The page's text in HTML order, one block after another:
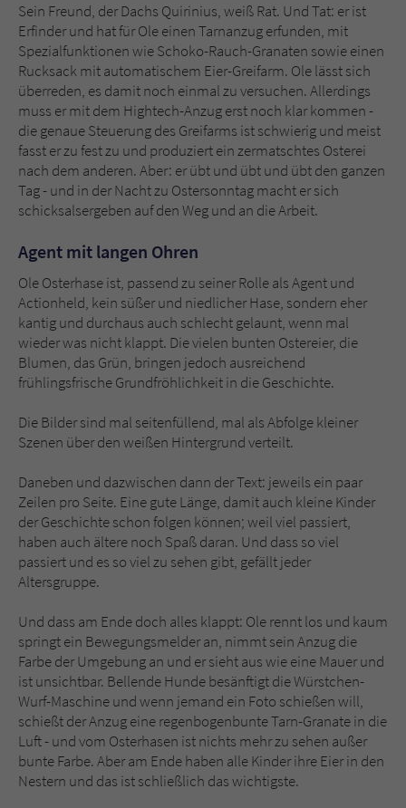
Sein Freund, der Dachs Quirinius, weiß Rat. Und Tat: er ist
Erfinder und hat für Ole einen Tarnanzug erfunden, mit
Spezialfunktionen wie Schoko-Rauch-Granaten sowie einen
Rucksack mit automatischem Eier-Greifarm. Ole lässt sich
überreden, es damit noch einmal zu versuchen. Allerdings
muss er mit dem Hightech-Anzug erst noch klar kommen -
die genaue Steuerung des Greifarms ist schwierig und meist
fasst er zu fest zu und produziert ein zermatschtes Osterei
nach dem anderen. Aber: er übt und übt und übt den ganzen
Tag - und in der Nacht zu Ostersonntag macht er sich
schicksalsergeben auf den Weg und an die Arbeit.
Agent mit langen Ohren
Ole Osterhase ist, passend zu seiner Rolle als Agent und
Actionheld, kein süßer und niedlicher Hase, sondern eher
kantig und durchaus auch schlecht gelaunt, wenn mal
wieder was nicht klappt. Die vielen bunten Ostereier, die
Blumen, das Grün, bringen jedoch ausreichend
frühlingsfrische Grundfröhlichkeit in die Geschichte.
Die Bilder sind mal seitenfüllend, mal als Abfolge kleiner
Szenen über den weißen Hintergrund verteilt.
Daneben und dazwischen dann der Text: jeweils ein paar
Zeilen pro Seite. Eine gute Länge, damit auch kleine Kinder
der Geschichte schon folgen können; weil viel passiert,
haben auch ältere noch Spaß daran. Und dass so viel
passiert und es so viel zu sehen gibt, gefällt jeder
Altersgruppe.
Und dass am Ende doch alles klappt: Ole rennt los und kaum
springt ein Bewegungsmelder an, nimmt sein Anzug die
Farbe der Umgebung an und er sieht aus wie eine Mauer und
ist unsichtbar. Bellende Hunde besänftigt die Würstchen-
Wurf-Maschine und wenn jemand ein Foto schießen will,
schießt der Anzug eine regenbogenbunte Tarn-Granate in die
Luft - und vom Osterhasen ist nichts mehr zu sehen außer
bunte Farbe. Aber am Ende haben alle Kinder ihre Eier in den
Nestern und das ist schließlich das wichtigste.